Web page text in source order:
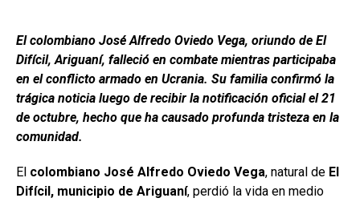
El colombiano José Alfredo Oviedo Vega, oriundo de El
Difícil, Ariguaní, falleció en combate mientras participaba
en el conflicto armado en Ucrania. Su familia confirmó la
trágica noticia luego de recibir la notificación oficial el 21
de octubre, hecho que ha causado profunda tristeza en la
comunidad.
El colombiano José Alfredo Oviedo Vega, natural de El
Difícil, municipio de Ariguaní, perdió la vida en medio